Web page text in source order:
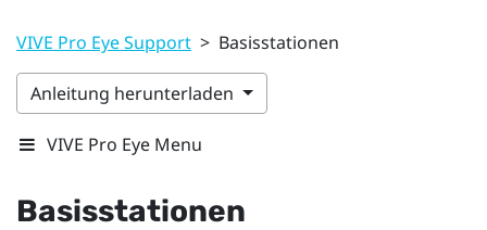
VIVE Pro Eye Support > Basisstationen
Anleitung herunterladen
VIVE Pro Eye Menu
Basisstationen